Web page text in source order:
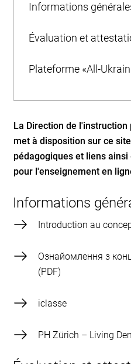
Informations
Évaluation et
Plateforme «All-
La Direction de
met à disposition sur ce
pédagogiques et liens
pour l'enseignement en
Informations
Introduction au
Ознайомлення з
iclasse
PH Zürich – Living